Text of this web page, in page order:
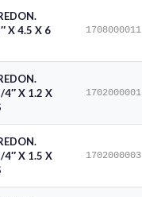
X 4.5 X 6
1708000011
4″ X 1.2 X
1702000001
4″ X 1.5 X
1702000003